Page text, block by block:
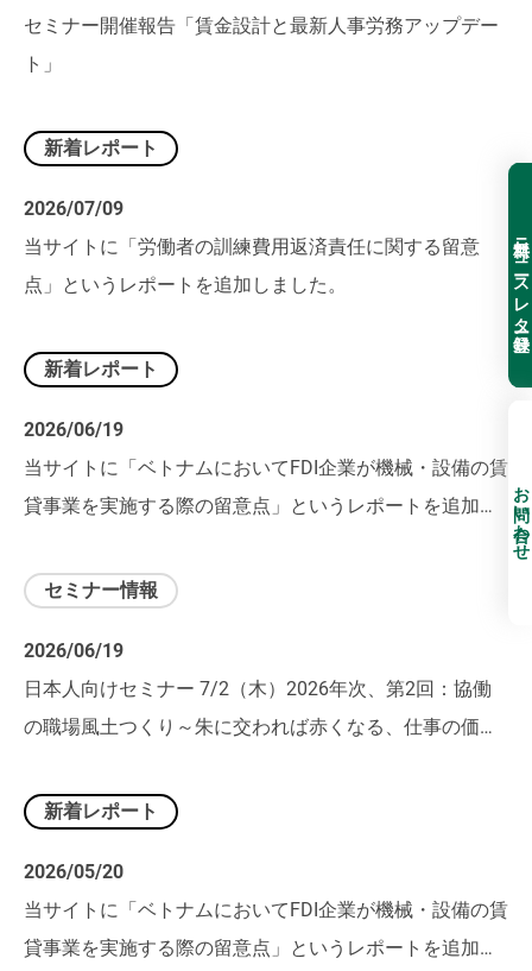
セミナー開催報告「賃金設計と最新人事労務アップデー
ト」
新着レポート
2026/07/09
当サイトに「労働者の訓練費用返済責任に関する留意
点」というレポートを追加しました。
新着レポート
2026/06/19
当サイトに「ベトナムにおいてFDI企業が機械・設備の賃
貸事業を実施する際の留意点」というレポートを追加し
セミナー情報
2026/06/19
日本人向けセミナー 7/2（木）2026年次、第2回：協働
の職場風土つくり～朱に交われば赤くなる、仕事の価値
新着レポート
2026/05/20
当サイトに「ベトナムにおいてFDI企業が機械・設備の賃
貸事業を実施する際の留意点」というレポートを追加し
無料ニュースレター登録
お問い合わせ